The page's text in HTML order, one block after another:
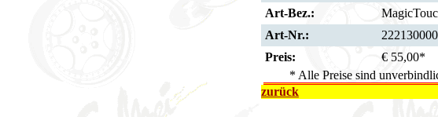
Art-Bez.:
Art-Nr.:
Preis:
€ 55,00*
* Alle Preise sind
zurück